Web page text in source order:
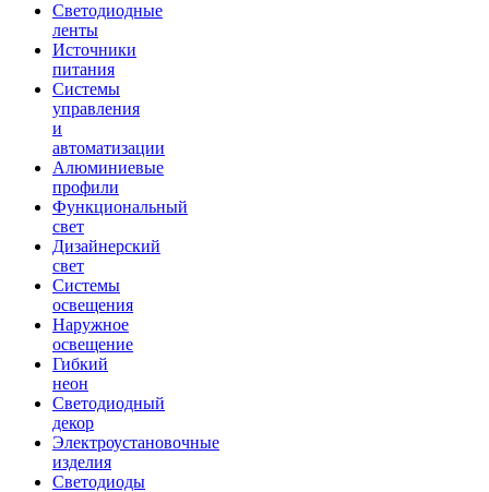
Светодиодные
ленты
Источники
питания
Системы
управления
и
автоматизации
Алюминиевые
профили
Функциональный
свет
Дизайнерский
свет
Системы
освещения
Наружное
освещение
Гибкий
неон
Светодиодный
декор
Электроустановочные
изделия
Светодиоды